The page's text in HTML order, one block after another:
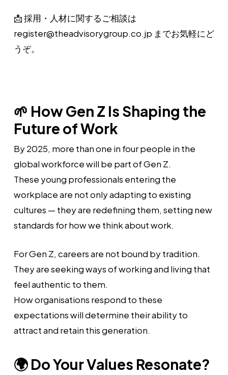
📩 採用・人材に関するご相談は
register@theadvisorygroup.co.jp までお気軽にど
うぞ。
🌱 How Gen Z Is Shaping the
Future of Work
By 2025, more than one in four people in the
global workforce will be part of Gen Z.
These young professionals entering the
workplace are not only adapting to existing
cultures — they are redefining them, setting new
standards for how we think about work.
For Gen Z, careers are not bound by tradition.
They are seeking ways of working and living that
feel authentic to them.
How organisations respond to these
expectations will determine their ability to
attract and retain this generation.
🌍 Do Your Values Resonate?